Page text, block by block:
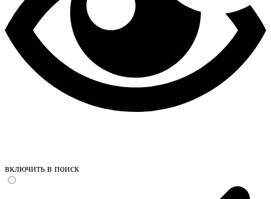
включить в поиск